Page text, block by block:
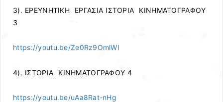
3). ΕΡΕΥΝΗΤΙΚΗ ΕΡΓΑΣΙΑ ΙΣΤΟΡΙΑ ΚΙΝΗΜΑΤΟΓΡΑΦΟΥ
3
https://youtu.be/Ze0Rz9OmlWI
4). ΙΣΤΟΡΙΑ ΚΙΝΗΜΑΤΟΓΡΑΦΟΥ 4
https://youtu.be/uAa8Rat-nHg